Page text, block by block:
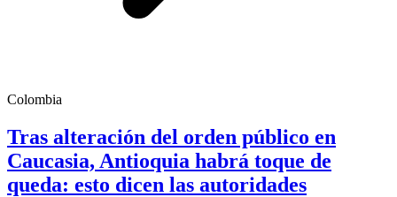
Colombia
Tras alteración del orden público en
Caucasia, Antioquia habrá toque de
queda: esto dicen las autoridades